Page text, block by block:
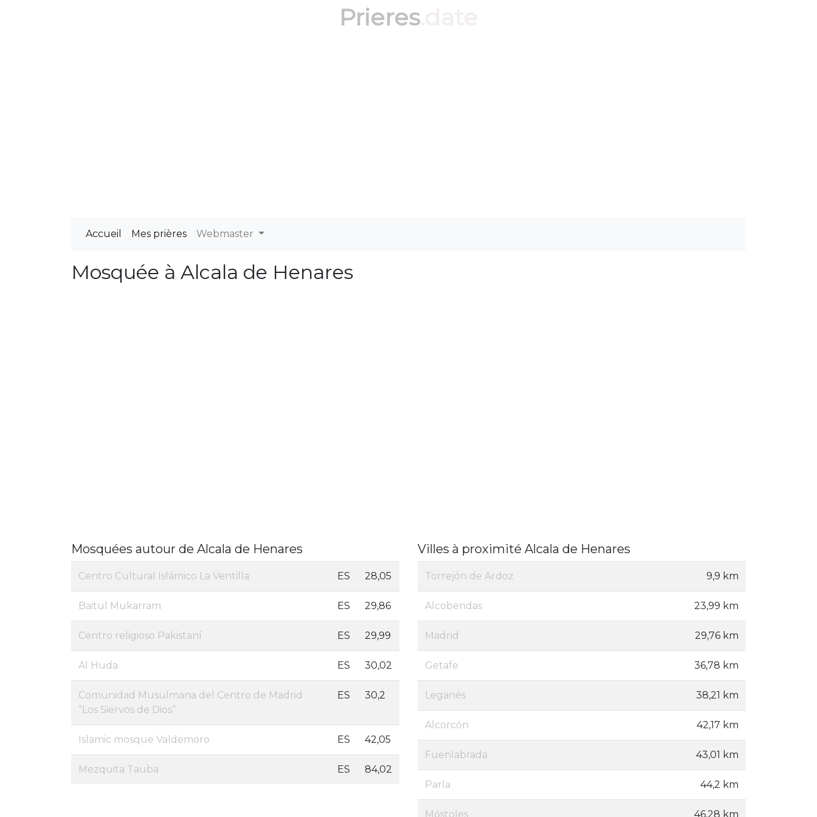
Prieres
Accueil Mes prières Webmaster
Mosquée à Alcala de Henares
Mosquées autour de Alcala de Henares
Centro Cultural Islámico La Ventilla ES 28,05
Baitul Mukarram ES 29,86
Centro religioso Pakistaní ES 29,99
Al Huda ES 30,02
Comunidad Musulmana del Centro de Madrid
“Los Siervos de Dios”
ES 30,2
Islamic mosque Valdemoro ES 42,05
Mezquita Tauba ES 84,02
Villes à proximité Alcala de Henares
Torrejón de Ardoz 9,9 km
Alcobendas 23,99 km
Madrid 29,76 km
Getafe 36,78 km
Leganés 38,21 km
Alcorcón 42,17 km
Fuenlabrada 43,01 km
Parla 44,2 km
Móstoles 46,28 km